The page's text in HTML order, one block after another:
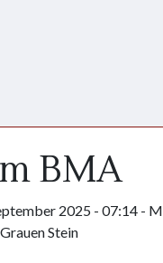
BMA
2025 - 07:14 -
Stein